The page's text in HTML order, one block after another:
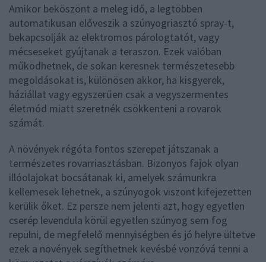
Amikor beköszönt a meleg idő, a legtöbben
automatikusan előveszik a szúnyogriasztó spray-t,
bekapcsolják az elektromos párologtatót, vagy
mécseseket gyújtanak a teraszon. Ezek valóban
működhetnek, de sokan keresnek természetesebb
megoldásokat is, különösen akkor, ha kisgyerek,
háziállat vagy egyszerűen csak a vegyszermentes
életmód miatt szeretnék csökkenteni a rovarok
számát.
A növények régóta fontos szerepet játszanak a
természetes rovarriasztásban. Bizonyos fajok olyan
illóolajokat bocsátanak ki, amelyek számunkra
kellemesek lehetnek, a szúnyogok viszont kifejezetten
kerülik őket. Ez persze nem jelenti azt, hogy egyetlen
cserép levendula körül egyetlen szúnyog sem fog
repülni, de megfelelő mennyiségben és jó helyre ültetve
ezek a növények segíthetnek kevésbé vonzóvá tenni a